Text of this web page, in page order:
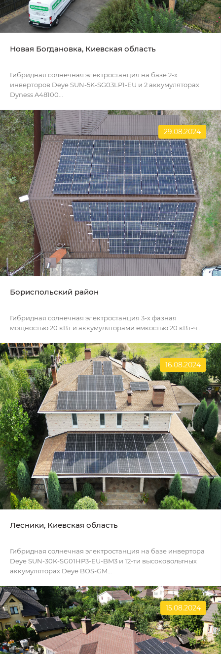
Новая Богдановка, Киевская область
Гибридная солнечная электростанция на базе 2-х
инверторов Deye SUN-5K-SG03LP1-EU и 2 аккумуляторах
Dyness A48100...
29.08.2024
Бориспольский район
Гибридная солнечная электростанция 3-х фазная
мощностью 20 кВт и аккумуляторами емкостью 20 кВт-ч..
16.08.2024
Лесники, Киевская область
Гибридная солнечная электростанция на базе инвертора
Deye SUN-30K-SG01HP3-EU-BM3 и 12-ти высоковольтных
аккумуляторах Deye BOS-GM...
15.08.2024